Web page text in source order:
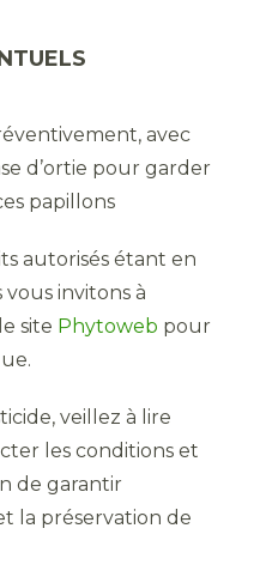
avec
d’ortie pour garder
papillons
autorisés étant en
invitons à
site Phytoweb pour
veillez à lire
les conditions et
de garantir
la préservation de